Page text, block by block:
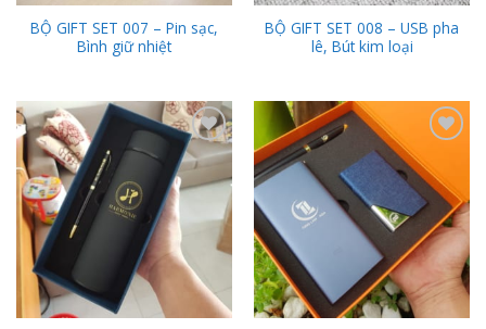
BỘ GIFT SET 007 – Pin sạc,
Bình giữ nhiệt
BỘ GIFT SET 008 – USB pha
lê, Bút kim loại
Add to
Wishlist
Add to
Wishlist